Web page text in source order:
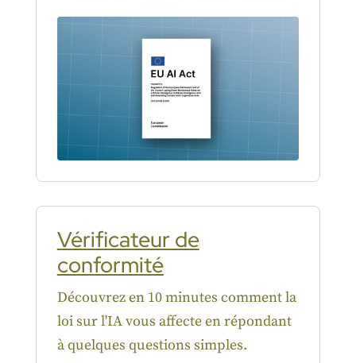
Vérificateur de
conformité
Découvrez en 10 minutes comment la
loi sur l'IA vous affecte en répondant
à quelques questions simples.